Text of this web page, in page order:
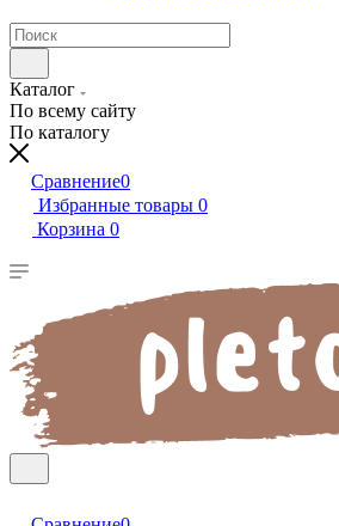
Каталог
По всему сайту
По каталогу
Сравнение0
Избранные товары 0
Корзина 0